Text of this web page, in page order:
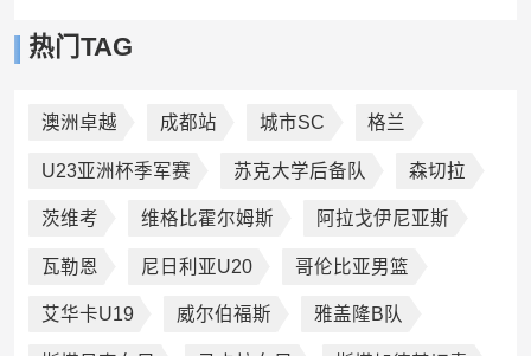
热门TAG
澳洲卓越 成都站 城市SC 格兰
U23亚洲杯季军赛 苏克大学后备队 森切拉
茨维考 维格比霍尔姆斯 阿拉戈伊尼亚斯
瓦勒恩 尼日利亚U20 哥伦比亚男篮
艾华卡U19 威尔伯福斯 雅盖隆B队